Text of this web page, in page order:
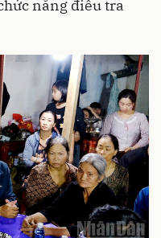
năng điều tra